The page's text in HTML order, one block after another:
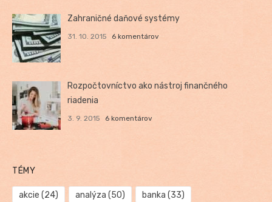
Zahraničné daňové systémy
31. 10. 2015 6 komentárov
Rozpočtovníctvo ako nástroj finančného
riadenia
3. 9. 2015 6 komentárov
TÉMY
akcie (24) analýza (50) banka (33)